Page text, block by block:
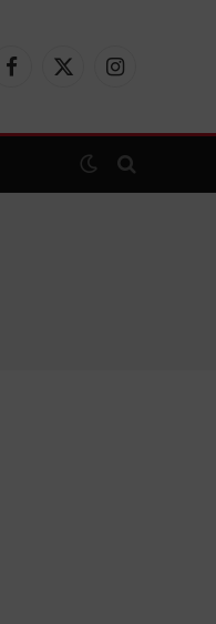
Facebook
X
Instagram